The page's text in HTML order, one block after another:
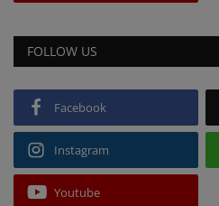
FOLLOW US
Facebook
Instagram
Youtube